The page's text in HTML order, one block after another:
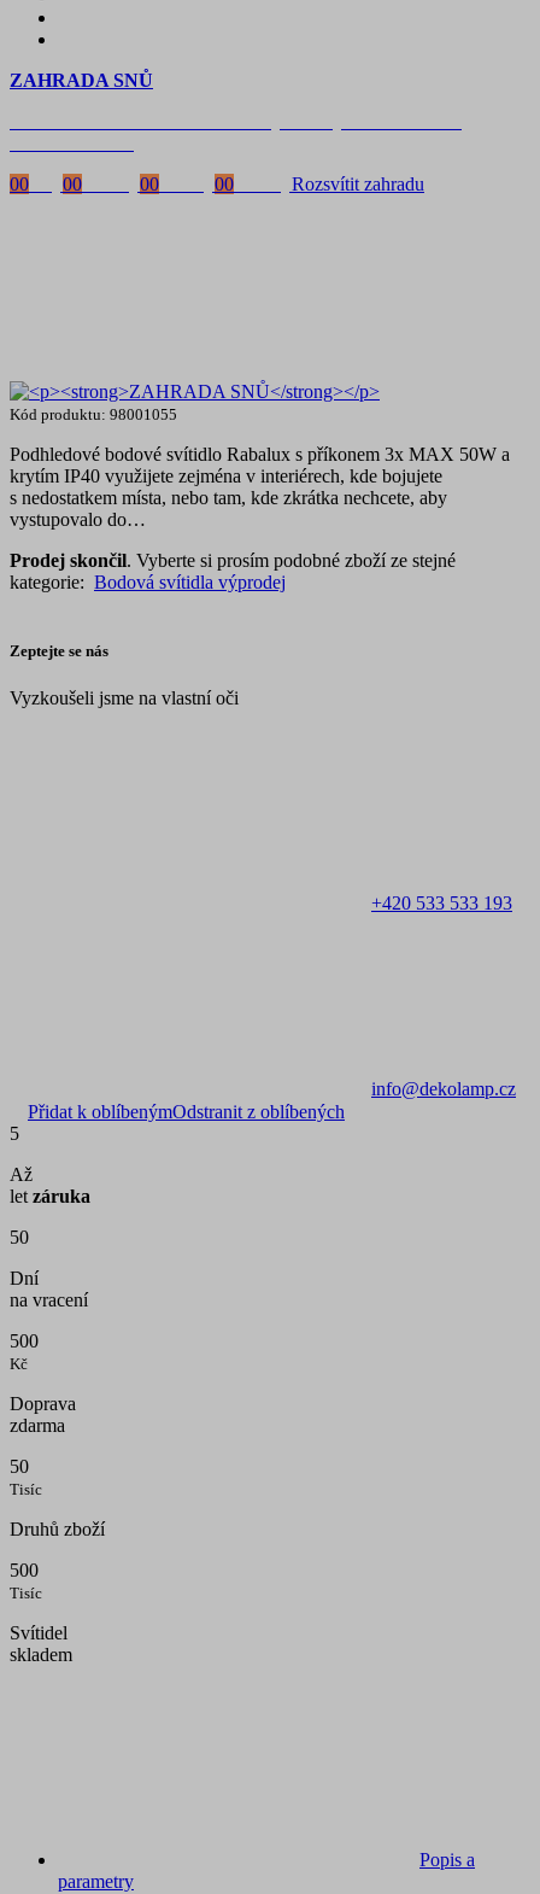
ZAHRADA SNŮ
00
00 00 00 Rozsvítit zahradu
Kód produktu: 98001055
Podhledové bodové svítidlo Rabalux s příkonem 3x MAX 50W a
krytím IP40 využijete zejména v interiérech, kde bojujete
s nedostatkem místa, nebo tam, kde zkrátka nechcete, aby
vystupovalo do…
Prodej skončil. Vyberte si prosím podobné zboží ze stejné
kategorie: Bodová svítidla výprodej
Zeptejte se nás
Vyzkoušeli jsme na vlastní oči
+420 533 533 193
info@dekolamp.cz
Přidat k oblíbenýmOdstranit z oblíbených
5
Až
let záruka
50
Dní
na vracení
500
Kč
Doprava
zdarma
50
Tisíc
Druhů zboží
500
Tisíc
Svítidel
skladem
Popis a
parametry